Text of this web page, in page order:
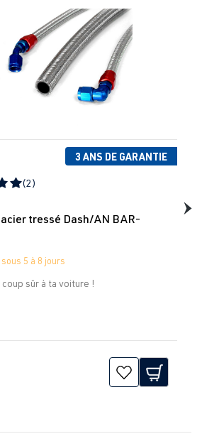
3 ANS DE GARANTIE
de 5 sur 5 étoiles
(2)
tressé Dash/AN BAR-
5 à 8 jours
sûr à ta voiture !